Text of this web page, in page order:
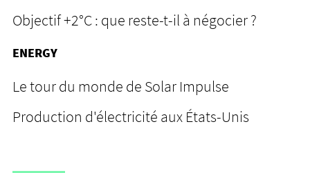
Objectif +2°C : que reste-t-il à négocier ?
ENERGY
Le tour du monde de Solar Impulse
Production d'électricité aux États-Unis